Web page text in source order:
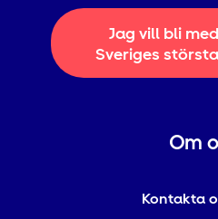
Jag vill bli
Sveriges
Om
Kontakta